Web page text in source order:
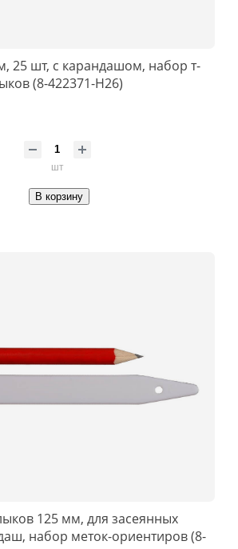
25 шт, с карандашом, набор т-
(8-422371-H26)
шт
В корзину
125 мм, для засеянных
набор меток-ориентиров (8-